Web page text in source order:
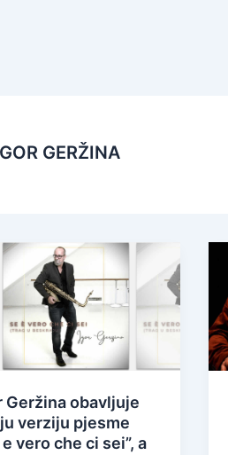
GERŽINA
Geržina obavljuje
verziju pjesme
e vero che ci sei”, a